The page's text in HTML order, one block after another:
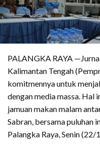
​PALANGKA RAYA
Kalimantan Tengah
komitmennya untuk
dengan media massa. Hal
jamuan makan malam
Sabran, bersama puluhan
Palangka Raya, Senin